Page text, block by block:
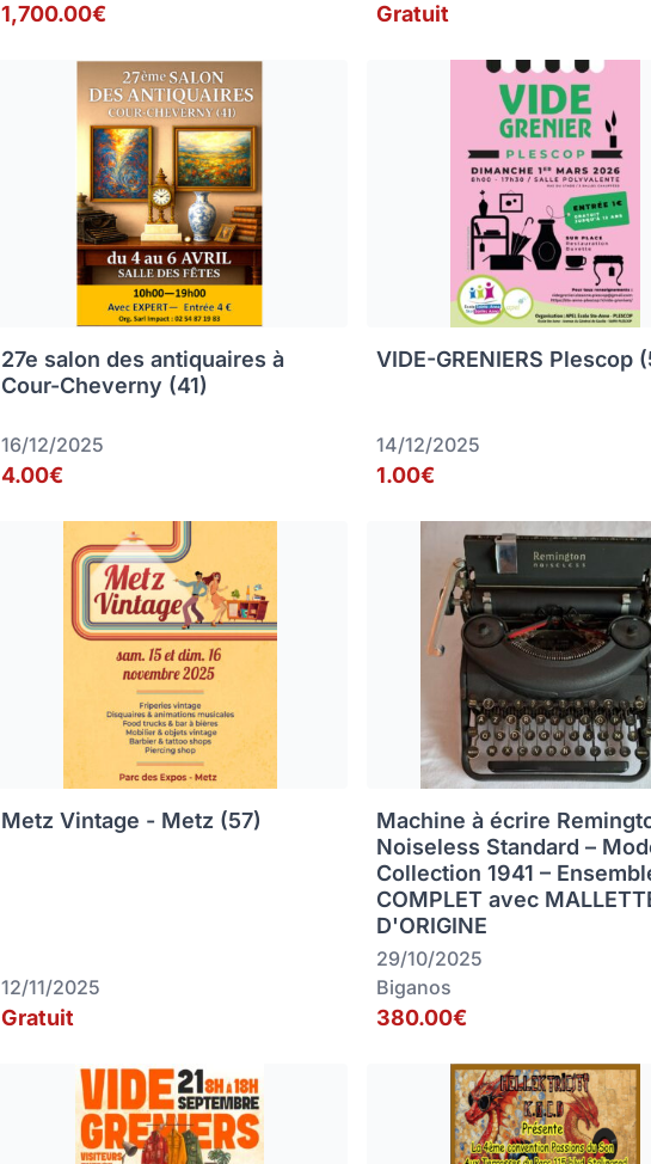
1,700.00€ Gratuit
27e salon des antiquaires à
Cour-Cheverny (41)
16/12/2025
4.00€
VIDE-GRENIERS Plescop
14/12/2025
1.00€
Metz Vintage - Metz (57)
12/11/2025
Gratuit
Machine à écrire
Noiseless Standard –
Collection 1941 –
COMPLET avec
D'ORIGINE
29/10/2025
Biganos
380.00€